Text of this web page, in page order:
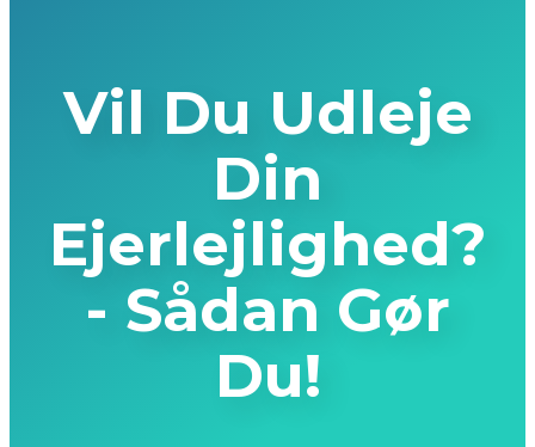
Vil Du Udleje
Din
Ejerlejlighed?
- Sådan Gør
Du!